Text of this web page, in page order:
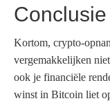
Conclusie
Kortom, crypto-
vergemakkelijken
ook je financiële
winst in Bitcoin liet